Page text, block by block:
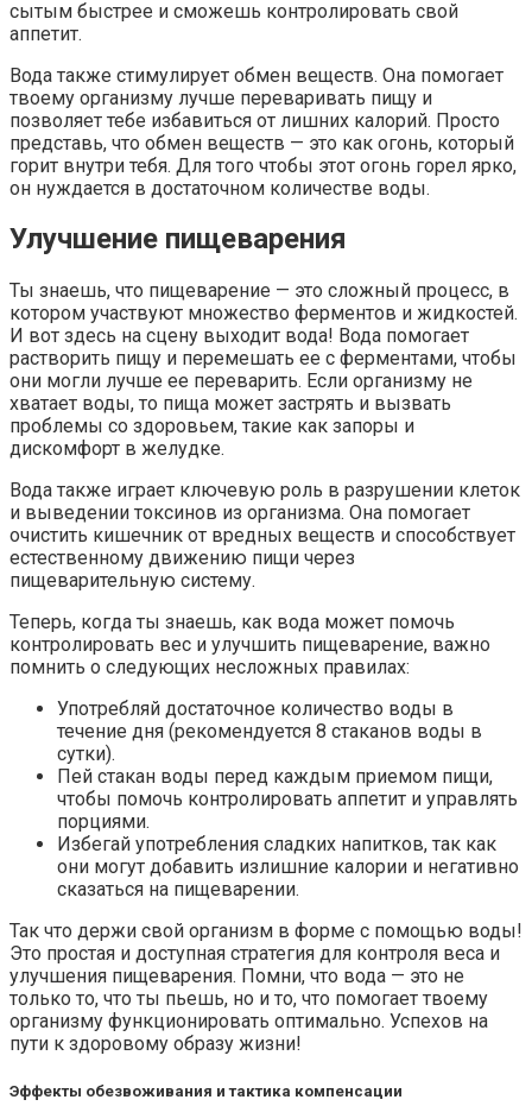
сытым быстрее и сможешь контролировать свой
аппетит.
Вода также стимулирует обмен веществ. Она помогает
твоему организму лучше переваривать пищу и
позволяет тебе избавиться от лишних калорий. Просто
представь, что обмен веществ — это как огонь, который
горит внутри тебя. Для того чтобы этот огонь горел ярко,
он нуждается в достаточном количестве воды.
Улучшение пищеварения
Ты знаешь, что пищеварение — это сложный процесс, в
котором участвуют множество ферментов и жидкостей.
И вот здесь на сцену выходит вода! Вода помогает
растворить пищу и перемешать ее с ферментами, чтобы
они могли лучше ее переварить. Если организму не
хватает воды, то пища может застрять и вызвать
проблемы со здоровьем, такие как запоры и
дискомфорт в желудке.
Вода также играет ключевую роль в разрушении клеток
и выведении токсинов из организма. Она помогает
очистить кишечник от вредных веществ и способствует
естественному движению пищи через
пищеварительную систему.
Теперь, когда ты знаешь, как вода может помочь
контролировать вес и улучшить пищеварение, важно
помнить о следующих несложных правилах:
Употребляй достаточное количество воды в
течение дня (рекомендуется 8 стаканов воды в
сутки).
Пей стакан воды перед каждым приемом пищи,
чтобы помочь контролировать аппетит и управлять
порциями.
Избегай употребления сладких напитков, так как
они могут добавить излишние калории и негативно
сказаться на пищеварении.
Так что держи свой организм в форме с помощью воды!
Это простая и доступная стратегия для контроля веса и
улучшения пищеварения. Помни, что вода — это не
только то, что ты пьешь, но и то, что помогает твоему
организму функционировать оптимально. Успехов на
пути к здоровому образу жизни!
Эффекты обезвоживания и тактика компенсации